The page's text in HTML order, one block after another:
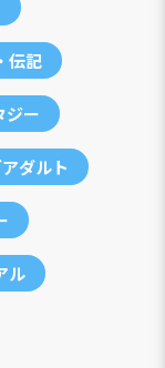
伝記
ジー
ダルト
ル